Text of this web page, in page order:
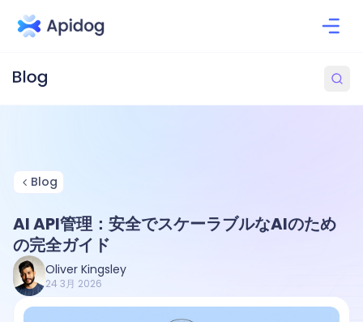
Blog
AI API管理：安全でスケーラブルなAIのため
の完全ガイド
Oliver Kingsley
24 3月 2026